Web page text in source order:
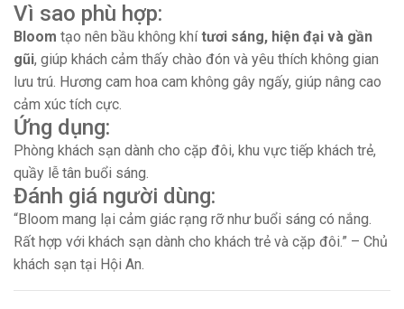
Vì sao phù hợp:
Bloom tạo nên bầu không khítươi sáng, hiện đại và gần
gũi, giúp khách cảm thấy chào đón và yêu thích không gian
lưu trú. Hương cam hoa cam không gây ngấy, giúp nâng cao
cảm xúc tích cực.
Ứng dụng:
Phòng khách sạn dành cho cặp đôi, khu vực tiếp khách trẻ,
quầy lễ tân buổi sáng.
Đánh giá người dùng:
“Bloom mang lại cảm giác rạng rỡ như buổi sáng có nắng.
Rất hợp với khách sạn dành cho khách trẻ và cặp đôi.” – Chủ
khách sạn tại Hội An.